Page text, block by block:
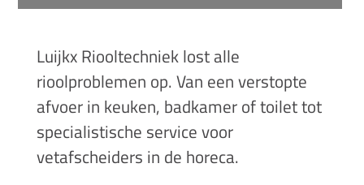
Luijkx Riooltechniek lost alle
rioolproblemen op. Van een verstopte
afvoer in keuken, badkamer of toilet tot
specialistische service voor
vetafscheiders in de horeca.